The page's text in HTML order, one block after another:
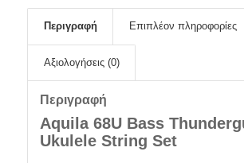
Περιγραφή Επιπλέον πληροφορίες
Αξιολογήσεις (0)
Περιγραφή
Aquila 68U Bass
Ukulele String Set